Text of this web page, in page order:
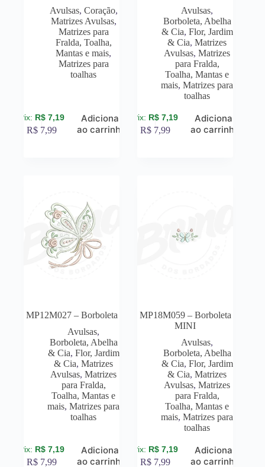
Avulsas, Coração,
Matrizes Avulsas,
Matrizes para
Fralda, Toalha,
Mantas e mais,
Matrizes para
toalhas
R$ 7,19
R$ 7,99
Adicionar
ao carrinho
Avulsas,
Borboleta, Abelha
& Cia, Flor, Jardim
& Cia,Matrizes
Avulsas,Matrizes
para Fralda,
Toalha, Mantas e
mais,Matrizes para
toalhas
R$ 7,19
R$ 7,99
Adicionar
ao carrinho
MP12M027 – Borboleta
Avulsas,
Borboleta, Abelha
& Cia, Flor, Jardim
& Cia,Matrizes
Avulsas,Matrizes
para Fralda,
Toalha, Mantas e
mais,Matrizes para
toalhas
R$ 7,19
R$ 7,99
Adicionar
ao carrinho
MP18M059 – Borboleta
MINI
Avulsas,
Borboleta, Abelha
& Cia, Flor, Jardim
& Cia,Matrizes
Avulsas,Matrizes
para Fralda,
Toalha, Mantas e
mais,Matrizes para
toalhas
R$ 7,19
R$ 7,99
Adicionar
ao carrinho